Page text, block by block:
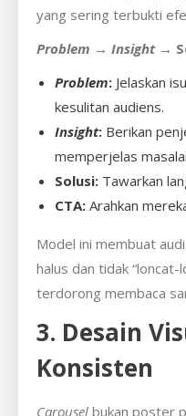
yang sering terbukti
Problem → Insight →
Problem: Jelaskan
kesulitan audiens.
Insight: Berikan
memperjelas
Solusi: Tawarkan
CTA: Arahkan
Model ini membuat
halus dan tidak “loncat-
terdorong membaca
3. Desain
Konsisten
Carousel bukan poster